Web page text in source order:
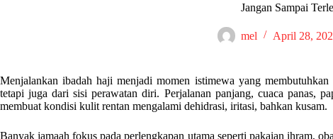
Jangan Sampai
mel April 28,
Menjalankan ibadah haji menjadi momen istimewa yang
tetapi juga dari sisi perawatan diri. Perjalanan panjang, cuaca panas,
membuat kondisi kulit rentan mengalami dehidrasi, iritasi, bahkan kusam.
Banyak jamaah fokus pada perlengkapan utama seperti pakaian ihram,